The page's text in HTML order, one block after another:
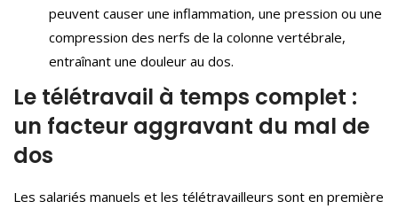
peuvent causer une inflammation, une pression ou une
compression des nerfs de la colonne vertébrale,
entraînant une douleur au dos.
Le télétravail à temps complet :
un facteur aggravant du mal de
dos
Les salariés manuels et les télétravailleurs sont en première